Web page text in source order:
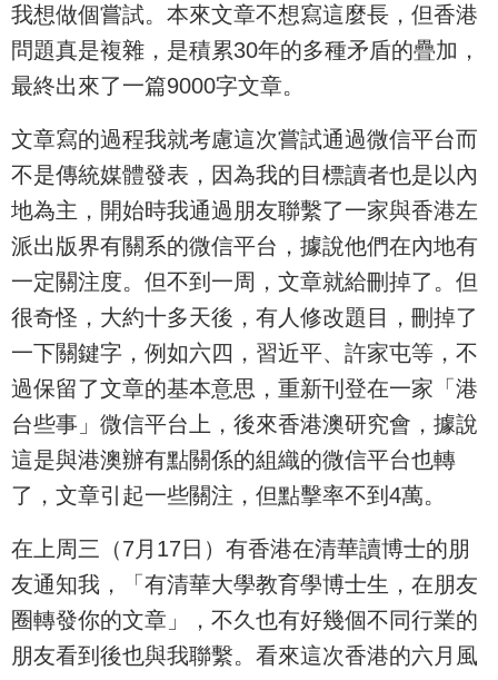
我想做個嘗試。本來文章不想寫這麼長，但香港
問題真是複雜，是積累30年的多種矛盾的疊加，
最終出來了一篇9000字文章。
文章寫的過程我就考慮這次嘗試通過微信平台而
不是傳統媒體發表，因為我的目標讀者也是以內
地為主，開始時我通過朋友聯繫了一家與香港左
派出版界有關系的微信平台，據說他們在內地有
一定關注度。但不到一周，文章就給刪掉了。但
很奇怪，大約十多天後，有人修改題目，刪掉了
一下關鍵字，例如六四，習近平、許家屯等，不
過保留了文章的基本意思，重新刊登在一家「港
台些事」微信平台上，後來香港澳研究會，據說
這是與港澳辦有點關係的組織的微信平台也轉
了，文章引起一些關注，但點擊率不到4萬。
在上周三（7月17日）有香港在清華讀博士的朋
友通知我，「有清華大學教育學博士生，在朋友
圈轉發你的文章」，不久也有好幾個不同行業的
朋友看到後也與我聯繫。看來這次香港的六月風